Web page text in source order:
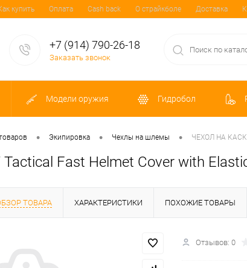
купить Оплата Cash back О страйкболе Доставка
+7 (914) 790-26-18
Заказать звонок
Модели оружия Гидробол
• Экипировка • Чехлы на шлемы • ЧЕХОЛ НА
Fast Helmet Cover with
ТОВАРА ХАРАКТЕРИСТИКИ ПОХОЖИЕ ТОВАРЫ
Отзывов: 0